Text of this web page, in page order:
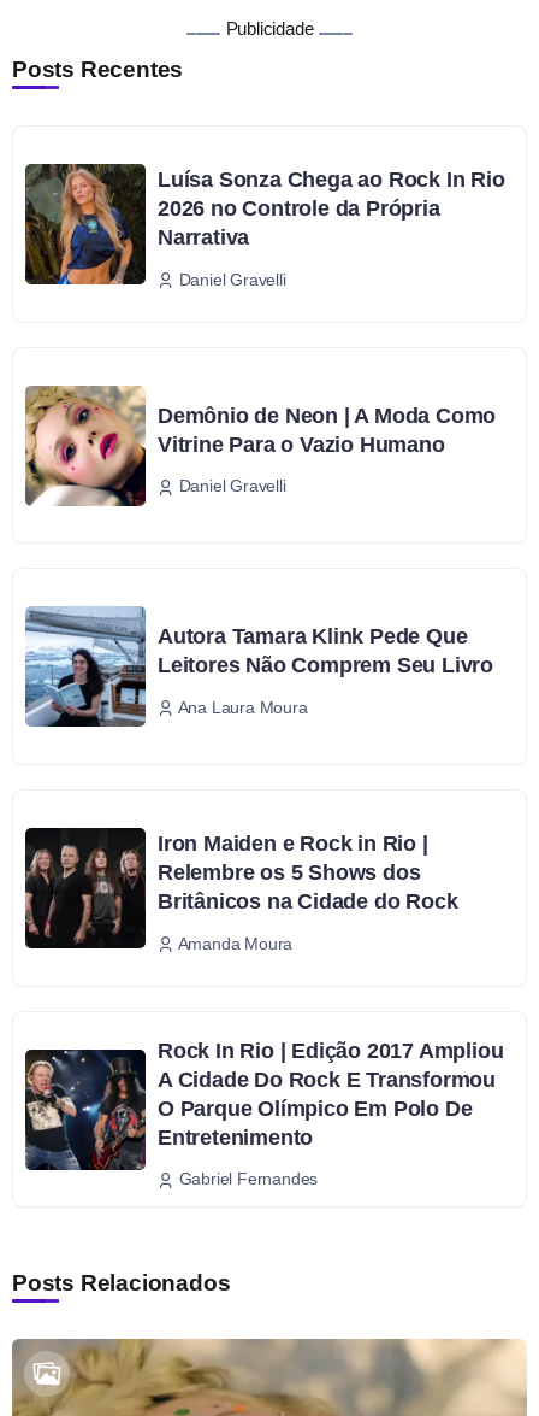
Publicidade
Posts Recentes
Luísa Sonza Chega ao Rock In Rio
2026 no Controle da Própria
Narrativa
Daniel Gravelli
Demônio de Neon | A Moda Como
Vitrine Para o Vazio Humano
Daniel Gravelli
Autora Tamara Klink Pede Que
Leitores Não Comprem Seu Livro
Ana Laura Moura
Iron Maiden e Rock in Rio |
Relembre os 5 Shows dos
Britânicos na Cidade do Rock
Amanda Moura
Rock In Rio | Edição 2017 Ampliou
A Cidade Do Rock E Transformou
O Parque Olímpico Em Polo De
Entretenimento
Gabriel Fernandes
Posts Relacionados